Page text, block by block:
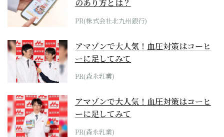
のあり方とは？
PR(株式会社北九州銀行)
アマゾンで大人気！血圧対策はコーヒ
ーに足してみて
PR(森永乳業)
アマゾンで大人気！血圧対策はコーヒ
ーに足してみて
PR(森永乳業)